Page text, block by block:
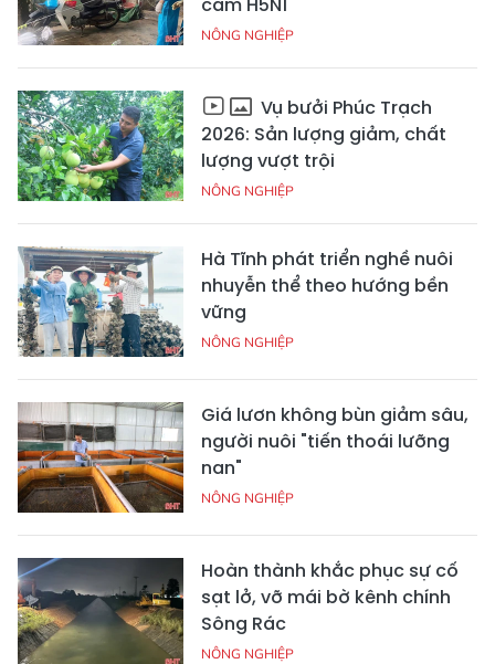
cầm H5N1
NÔNG NGHIỆP
Vụ bưởi Phúc Trạch
2026: Sản lượng giảm, chất
lượng vượt trội
NÔNG NGHIỆP
Hà Tĩnh phát triển nghề nuôi
nhuyễn thể theo hướng bền
vững
NÔNG NGHIỆP
Giá lươn không bùn giảm sâu,
người nuôi "tiến thoái lưỡng
nan"
NÔNG NGHIỆP
Hoàn thành khắc phục sự cố
sạt lở, vỡ mái bờ kênh chính
Sông Rác
NÔNG NGHIỆP